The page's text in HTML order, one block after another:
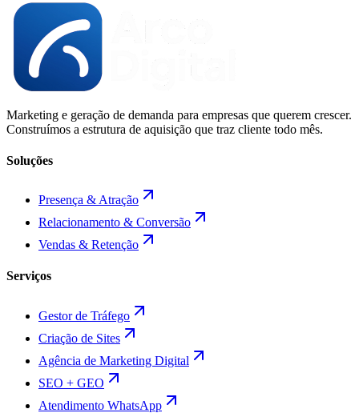
Marketing e geração de demanda para empresas que querem crescer.
Construímos a estrutura de aquisição que traz cliente todo mês.
Soluções
Presença & Atração
Relacionamento & Conversão
Vendas & Retenção
Serviços
Gestor de Tráfego
Criação de Sites
Agência de Marketing Digital
SEO + GEO
Atendimento WhatsApp